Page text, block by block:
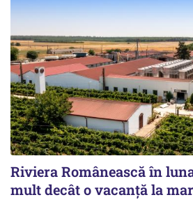
Riviera Românească în
mult decât o vacanță la